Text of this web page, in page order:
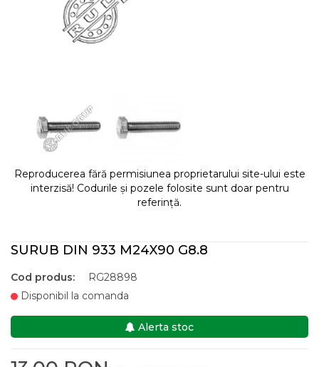
Reproducerea fără permisiunea proprietarului site-ului este
interzisă! Codurile și pozele folosite sunt doar pentru
referință.
SURUB DIN 933 M24X90 G8.8
Cod produs:
RG28898
Disponibil la comanda
Alerta stoc